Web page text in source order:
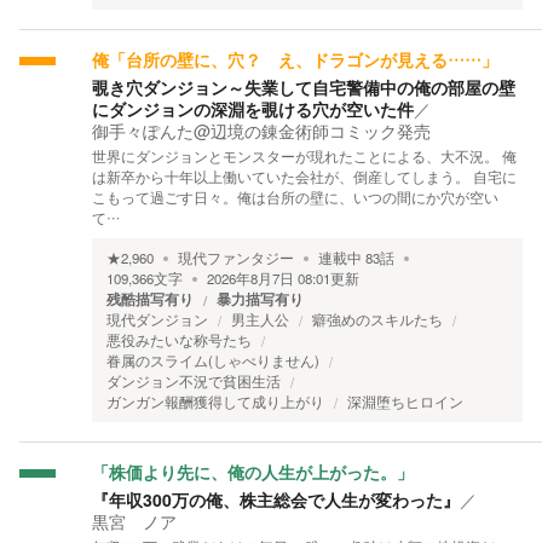
俺「台所の壁に、穴？ え、ドラゴンが見える……」
覗き穴ダンジョン～失業して自宅警備中の俺の部屋の壁
にダンジョンの深淵を覗ける穴が空いた件／
御手々ぽんた@辺境の錬金術師コミック発売
世界にダンジョンとモンスターが現れたことによる、大不況。 俺
は新卒から十年以上働いていた会社が、倒産してしまう。 自宅に
こもって過ごす日々。俺は台所の壁に、いつの間にか穴が空い
て…
★2,960 現代ファンタジー 連載中 83話
109,366文字 2026年8月7日 08:01更新
残酷描写有り 暴力描写有り
現代ダンジョン 男主人公
癖強めのスキルたち
悪役みたいな称号たち
眷属のスライム(しゃべりません)
ダンジョン不況で貧困生活
ガンガン報酬獲得して成り上がり
深淵堕ちヒロイン
「株価より先に、俺の人生が上がった。」
『年収300万の俺、株主総会で人生が変わった』 ／
黒宮 ノア